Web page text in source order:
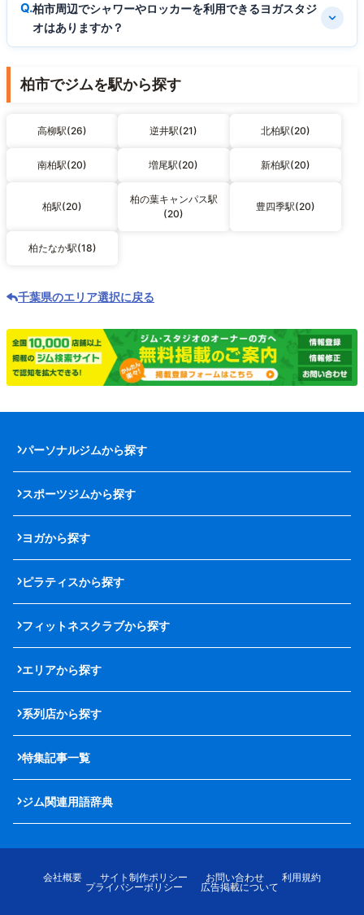
柏市周辺でシャワーやロッカーを利用できるヨガスタジ
オはありますか？
柏市でジムを駅から探す
高柳駅(26) 逆井駅(21) 北柏駅(20)
南柏駅(20) 増尾駅(20) 新柏駅(20)
柏駅(20)
柏の葉キャンパス駅
(20)
豊四季駅(20)
柏たなか駅(18)
千葉県のエリア選択に戻る
パーソナルジムから探す
スポーツジムから探す
ヨガから探す
ピラティスから探す
フィットネスクラブから探す
エリアから探す
系列店から探す
特集記事一覧
ジム関連用語辞典
会社概要 サイト制作ポリシー お問い合わせ
利用規約
プライバシーポリシー
広告掲載について